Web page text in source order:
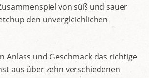
von süß und sauer
den unvergleichlichen
Anlass und Geschmack das richtige
aus über zehn verschiedenen